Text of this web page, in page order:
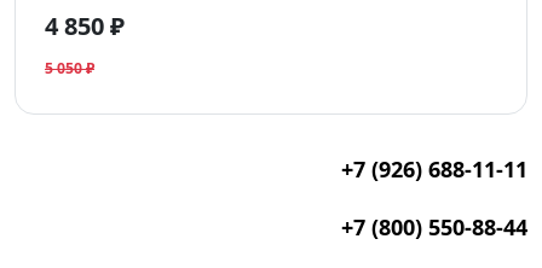
4 850 ₽
5 050 ₽
+7 (926) 688-11-11
+7 (800) 550-88-44